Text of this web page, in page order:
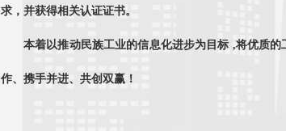
求，并获得相关认证证书。
本着以推动民族工业的信息化进步为目标 ,将优质
作、携手并进、共创双赢！